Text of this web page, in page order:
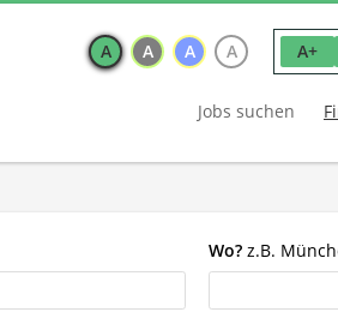
A A A A A+
Jobs suchen
Wo? z.B.